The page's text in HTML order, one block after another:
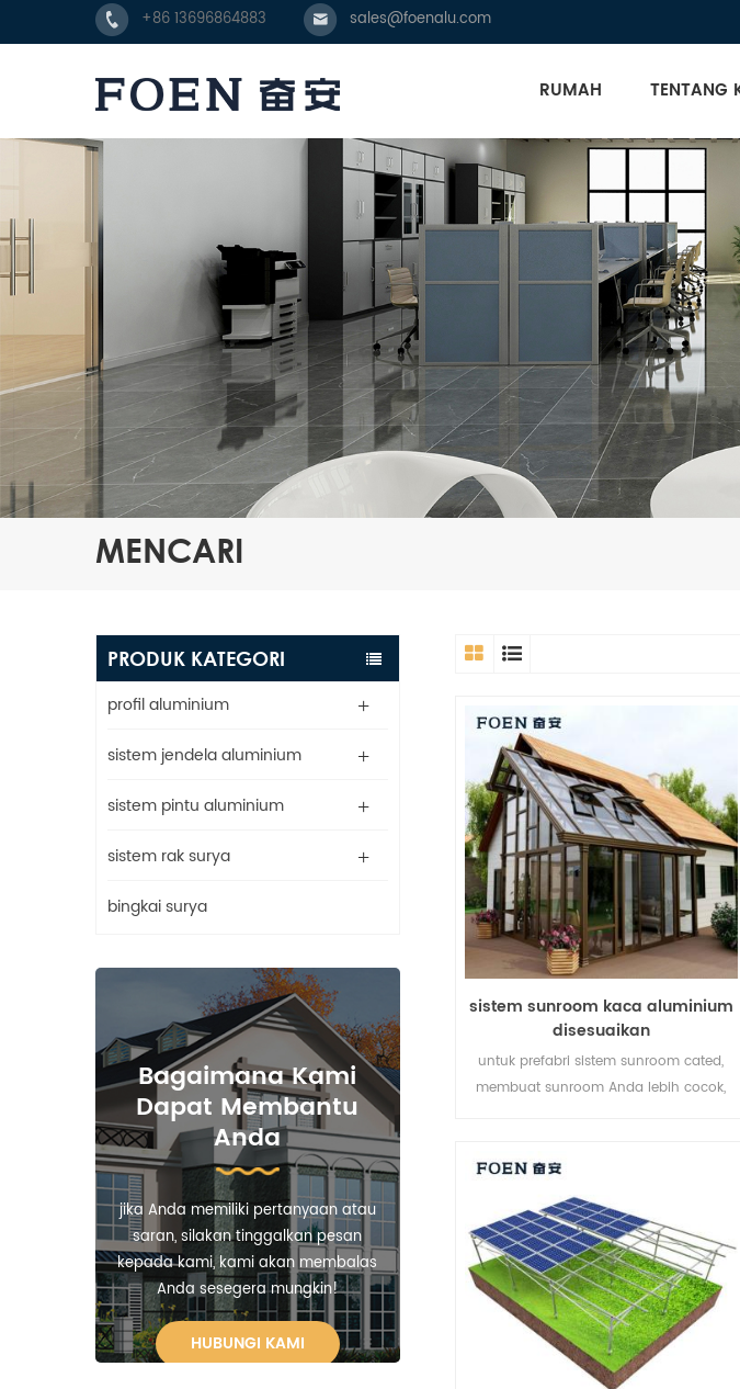
+86 13696864883 sales@foenalu.com
RUMAH TENTANG
MENCARI
PRODUK KATEGORI
profil aluminium
sistem jendela aluminium
sistem pintu aluminium
sistem rak surya
bingkai surya
Bagaimana Kami
Dapat Membantu
Anda
jika Anda memiliki pertanyaan atau
saran, silakan tinggalkan pesan
kepada kami, kami akan membalas
Anda sesegera mungkin!
HUBUNGI KAMI
sistem sunroom kaca aluminium
disesuaikan
untuk prefabri sistem sunroom cated,
membuat sunroom Anda lebih cocok,